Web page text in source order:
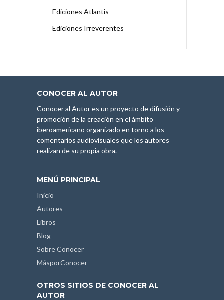
Ediciones Atlantis
Ediciones Irreverentes
CONOCER AL AUTOR
Conocer al Autor es un proyecto de difusión y
promoción de la creación en el ámbito
iberoamericano organizado en torno a los
comentarios audiovisuales que los autores
realizan de su propia obra.
MENÚ PRINCIPAL
Inicio
Autores
Libros
Blog
Sobre Conocer
MásporConocer
OTROS SITIOS DE CONOCER AL
AUTOR